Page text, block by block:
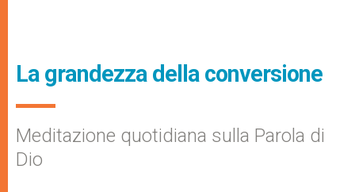
La grandezza della conversione
Meditazione quotidiana sulla Parola di
Dio